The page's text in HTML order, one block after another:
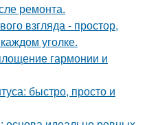
ремонта.
взгляда - простор,
уголке.
гармонии и
быстро, просто и